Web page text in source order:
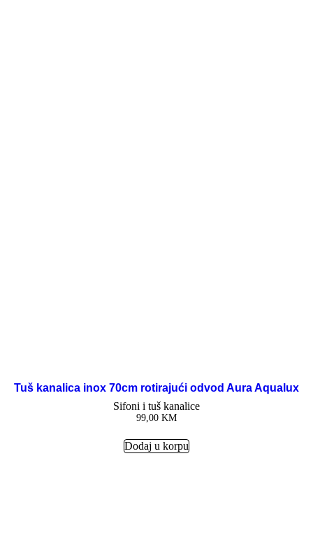
Tuš kanalica inox 70cm rotirajući odvod Aura Aqualux
Sifoni i tuš kanalice
99,00 KM
Dodaj u korpu